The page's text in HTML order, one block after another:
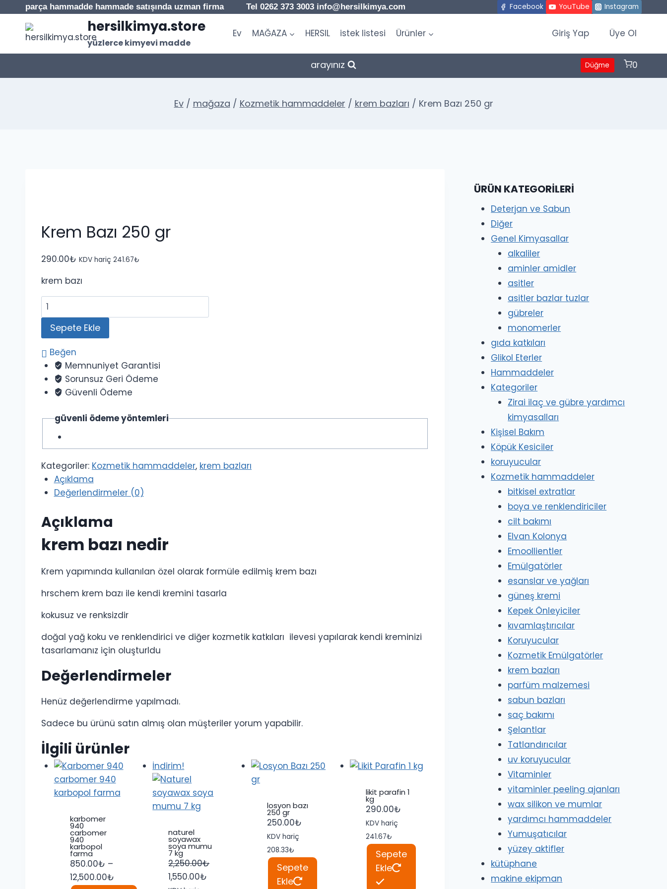
İçeriğeparça hammadde hammade satışında uzman firma Tel 0262 373 3003 info@hersilkimya.com Facebook YouTube Instagram
hersilkimya.store
yüzlerce kimyevi madde
Ev MAĞAZA HERSIL istek listesi Ürünler Giriş Yap Üye Ol
arayınız Düğme 0
Ev / mağaza / Kozmetik hammaddeler / krem bazları / Krem Bazı 250 gr
Krem Bazı 250 gr
290.00₺ KDV hariç 241.67₺
krem bazı
Krem
Bazı
250
gr
adet
Sepete Ekle
Beğen
Memnuniyet Garantisi
Sorunsuz Geri Ödeme
Güvenli Ödeme
güvenli ödeme yöntemleri
Kategoriler: Kozmetik hammaddeler, krem bazları
Açıklama
Değerlendirmeler (0)
Açıklama
krem bazı nedir
Krem yapımında kullanılan özel olarak formüle edilmiş krem bazı
hrschem krem bazı ile kendi kremini tasarla
kokusuz ve renksizdir
doğal yağ koku ve renklendirici ve diğer kozmetik katkıları ilevesi yapılarak kendi kreminizi
tasarlamanız için oluşturldu
Değerlendirmeler
Henüz değerlendirme yapılmadı.
Sadece bu ürünü satın almış olan müşteriler yorum yapabilir.
İlgili ürünler
karbomer
940
carbomer
940
karbopol
farma
850.00₺ –
12,500.00₺Fiyat
İndirim!
naturel
soyawax
soya mumu
7 kg
2,250.00₺
Orijinal
1,550.00₺
losyon bazı
250 gr
250.00₺
KDV hariç
208.33₺
Sepete
Ekle
likit parafin 1
kg
290.00₺
KDV hariç
241.67₺
Sepete
Ekle
ÜRÜN KATEGORILERI
Deterjan ve Sabun
Diğer
Genel Kimyasallar
alkaliler
aminler amidler
asitler
asitler bazlar tuzlar
gübreler
monomerler
gıda katkıları
Glikol Eterler
Hammaddeler
Kategoriler
Zirai ilaç ve gübre yardımcı
kimyasalları
Kişisel Bakım
Köpük Kesiciler
koruyucular
Kozmetik hammaddeler
bitkisel extratlar
boya ve renklendiriciler
cilt bakımı
Elvan Kolonya
Emoollientler
Emülgatörler
esanslar ve yağları
güneş kremi
Kepek Önleyiciler
kıvamlaştırıcılar
Koruyucular
Kozmetik Emülgatörler
krem bazları
parfüm malzemesi
sabun bazları
saç bakımı
Şelantlar
Tatlandırıcılar
uv koruyucular
Vitaminler
vitaminler peeling ajanları
wax silikon ve mumlar
yardımcı hammaddeler
Yumuşatıcılar
yüzey aktifler
kütüphane
makine ekipman